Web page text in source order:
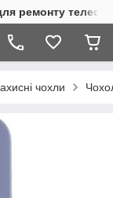
ремонту
чохли